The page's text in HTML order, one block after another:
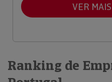
VER
Ranking de